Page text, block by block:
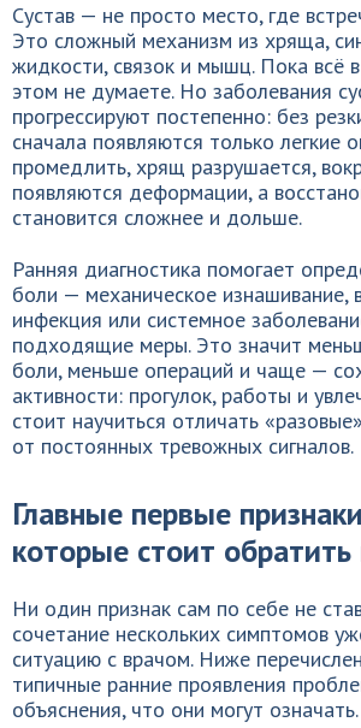
Сустав — не просто место, где
Это сложный механизм из хряща,
жидкости, связок и мышц. Пока всё
этом не думаете. Но заболевания
прогрессируют постепенно: без
сначала появляются только легкие
промедлить, хрящ разрушается,
появляются деформации, а
становится сложнее и дольше.
Ранняя диагностика помогает
боли — механическое изнашивание,
инфекция или системное
подходящие меры. Это значит
боли, меньше операций и чаще —
активности: прогулок, работы и
стоит научиться отличать
от постоянных тревожных сигналов.
Главные первые
которые стоит
Ни один признак сам по себе не
сочетание нескольких симптомов
ситуацию с врачом. Ниже
типичные ранние проявления
объяснения, что они могут означать.